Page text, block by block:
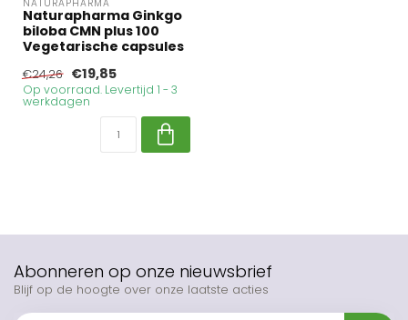
NATURAPHARMA
Naturapharma Ginkgo
biloba CMN plus 100
Vegetarische capsules
€24,26 €19,85
Op voorraad. Levertijd 1 - 3
werkdagen
Abonneren op onze nieuwsbrief
Blijf op de hoogte over onze laatste acties